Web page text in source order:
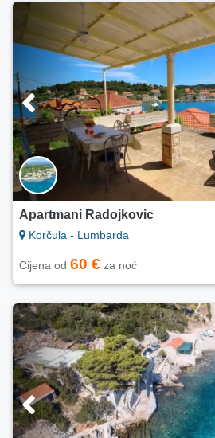
Apartmani Radojkovic
Korčula - Lumbarda
Cijena od 60 € za noć